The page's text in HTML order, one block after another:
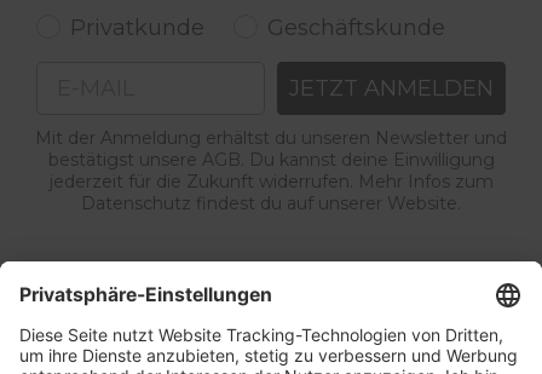
Privatkunde
Geschäftskunde
JETZT ANMELDEN
Mit der Anmeldung erhältst du unseren Newsletter und
bestätigst unsere AGB. Du kannst deine Einwilligung
jederzeit für die Zukunft widerrufen. Mehr Infos zum
Datenschutz findest du auf unserer Website.